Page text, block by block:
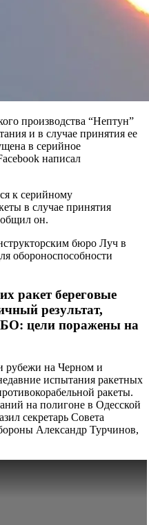
производства “Нептун”
и в случае принятия ее
в серийное
написал
к серийному
в случае принятия
он.
бюро Луч в
обороноспособности
ракет береговые
результат,
цели поражены на
рубежи на Черном и
испытания ракетных
ракеты.
на полигоне в Одесской
секретарь Совета
Александр Турчинов,